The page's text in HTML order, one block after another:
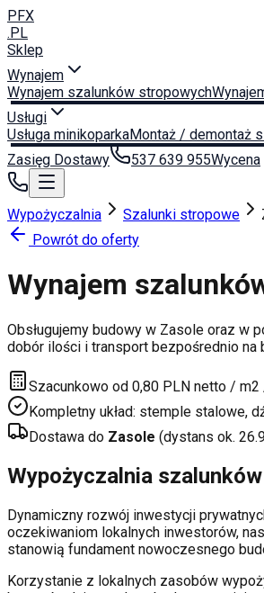
PFX
.PL
Sklep
Wynajem
Wynajem szalunków stropowych
Usługi
Usługa minikoparkaMontaż / demontaż
Zasięg Dostawy
537 639 955Wycena
Wypożyczalnia Szalunki stropowe
Powrót do oferty
Wynajem
Obsługujemy budowy w Zasole oraz w
dobór ilości i transport bezpośrednio na
Szacunkowo od 0,80 PLN netto /
Kompletny układ: stemple stalowe,
Dostawa do Zasole (dystans ok.
Wypożyczalnia szalunków
Dynamiczny rozwój inwestycji
oczekiwaniom lokalnych inwestorów,
stanowią fundament nowoczesnego
Korzystanie z lokalnych zasobów